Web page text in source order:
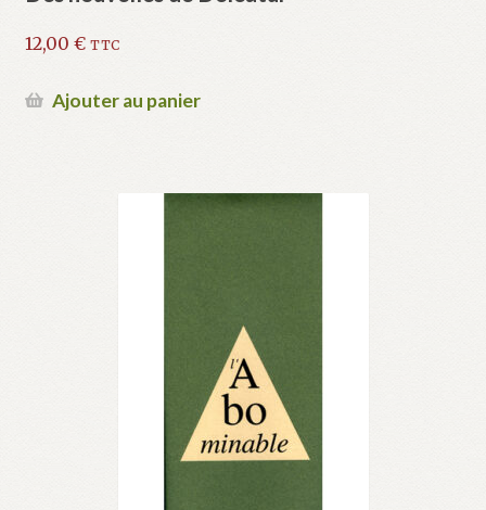
12,00 € TTC
Ajouter au panier